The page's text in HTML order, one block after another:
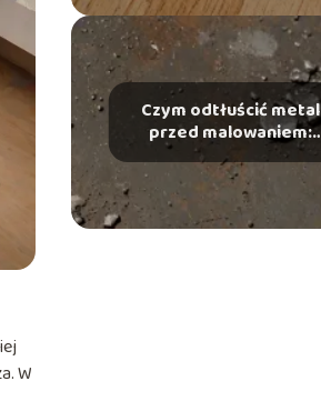
W
Czym odtłuścić metal
przed malowaniem:
najlepsze środki